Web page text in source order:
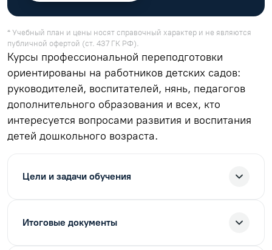
* Учебный план и цены носят справочный характер и не являются
публичной офертой (ст. 437 ГК РФ).
Курсы профессиональной переподготовки
ориентированы на работников детских садов:
руководителей, воспитателей, нянь, педагогов
дополнительного образования и всех, кто
интересуется вопросами развития и воспитания
детей дошкольного возраста.
Цели и задачи обучения
Итоговые документы